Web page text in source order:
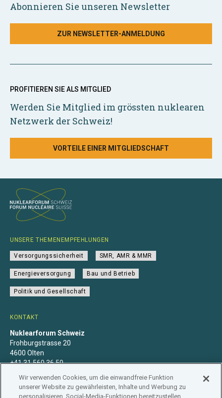
Abonnieren Sie unseren Newsletter
ZUR NEWSLETTER-ANMELDUNG
PROFITIEREN SIE ALS MITGLIED
Werden Sie Mitglied im grössten nuklearen
Netzwerk der Schweiz!
VORTEILE EINER MITGLIEDSCHAFT
KONTAKT
Nuklearforum Schweiz
Frohburgstrasse 20
4600 Olten
+41 31 560 36 50
UNSERE THEMENEMPFEHLUNGEN
Versorgungssicherheit SMR, AMR & MMR
Energieversorgung Bau und Betrieb
Politik und Gesellschaft
Wir verwenden Cookies, um die einwandfreie Funktion
unserer Website zu gewährleisten, Inhalte und Werbung zu
personalisieren, Social-Media-Funktionen bereitzustellen